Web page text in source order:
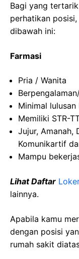
Bagi yang
perhatikan
dibawah ini:
Farmasi
Pria / Wanita
Berpengalaman
Minimal lulusan
Memiliki STR-
Jujur, Amanah,
Komunikartif
Mampu
Lihat Daftar
lainnya.
Apabila kamu
dengan posisi
rumah sakit